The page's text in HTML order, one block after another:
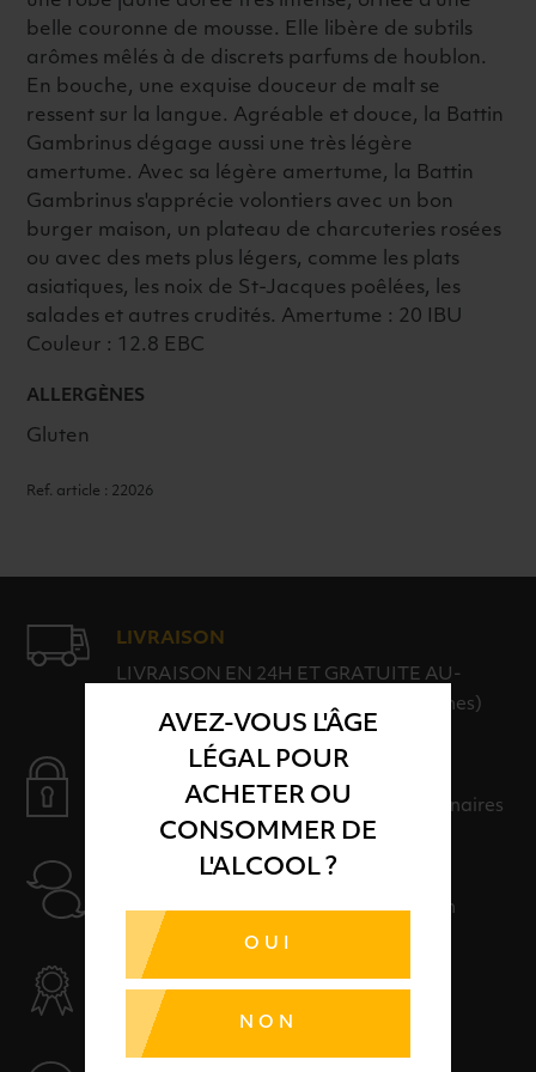
AVEZ-VOUS L'ÂGE
LÉGAL POUR
ACHETER OU
CONSOMMER DE
L'ALCOOL ?
OUI
NON
belle couronne de mousse. Elle libère de subtils
arômes mêlés à de discrets parfums de houblon.
En bouche, une exquise douceur de malt se
ressent sur la langue. Agréable et douce, la Battin
Gambrinus dégage aussi une très légère
amertume. Avec sa légère amertume, la Battin
Gambrinus s'apprécie volontiers avec un bon
burger maison, un plateau de charcuteries rosées
ou avec des mets plus légers, comme les plats
asiatiques, les noix de St-Jacques poêlées, les
salades et autres crudités. Amertume : 20 IBU
Couleur : 12.8 EBC
ALLERGÈNES
Gluten
Ref. article : 22026
LIVRAISON
LIVRAISON EN 24H ET GRATUITE AU-
DELÀ DE 100€ D'ACHAT (hors consignes)
PAIEMENT SÉCURISÉ
Payer en toute sérénité avec nos partenaires
Nos conseillers sont à votre disposition
SÉLECTION & QUALITÉ
Des produits sélectionnés avec soins